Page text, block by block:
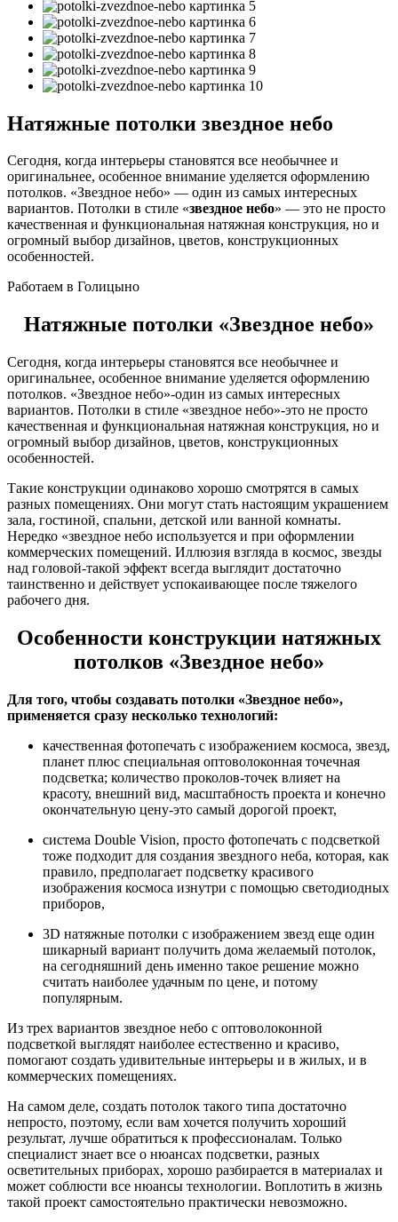
Натяжные потолки звездное небо
Сегодня, когда интерьеры становятся все необычнее и
оригинальнее, особенное внимание уделяется оформлению
потолков. «Звездное небо» — один из самых интересных
вариантов. Потолки в стиле «звездное небо» — это не просто
качественная и функциональная натяжная конструкция, но и
огромный выбор дизайнов, цветов, конструкционных
особенностей.
Работаем в Голицыно
Натяжные потолки «Звездное небо»
Сегодня, когда интерьеры становятся все необычнее и
оригинальнее, особенное внимание уделяется оформлению
потолков. «Звездное небо»-один из самых интересных
вариантов. Потолки в стиле «звездное небо»-это не просто
качественная и функциональная натяжная конструкция, но и
огромный выбор дизайнов, цветов, конструкционных
особенностей.
Такие конструкции одинаково хорошо смотрятся в самых
разных помещениях. Они могут стать настоящим украшением
зала, гостиной, спальни, детской или ванной комнаты.
Нередко «звездное небо используется и при оформлении
коммерческих помещений. Иллюзия взгляда в космос, звезды
над головой-такой эффект всегда выглядит достаточно
таинственно и действует успокаивающее после тяжелого
рабочего дня.
Особенности конструкции натяжных
потолков «Звездное небо»
Для того, чтобы создавать потолки «Звездное небо»,
применяется сразу несколько технологий:
качественная фотопечать с изображением космоса, звезд,
планет плюс специальная оптоволоконная точечная
подсветка; количество проколов-точек влияет на
красоту, внешний вид, масштабность проекта и конечно
окончательную цену-это самый дорогой проект,
система Double Vision, просто фотопечать с подсветкой
тоже подходит для создания звездного неба, которая, как
правило, предполагает подсветку красивого
изображения космоса изнутри с помощью светодиодных
приборов,
3D натяжные потолки с изображением звезд еще один
шикарный вариант получить дома желаемый потолок,
на сегодняшний день именно такое решение можно
считать наиболее удачным по цене, и потому
популярным.
Из трех вариантов звездное небо с оптоволоконной
подсветкой выглядят наиболее естественно и красиво,
помогают создать удивительные интерьеры и в жилых, и в
коммерческих помещениях.
На самом деле, создать потолок такого типа достаточно
непросто, поэтому, если вам хочется получить хороший
результат, лучше обратиться к профессионалам. Только
специалист знает все о нюансах подсветки, разных
осветительных приборах, хорошо разбирается в материалах и
может соблюсти все нюансы технологии. Воплотить в жизнь
такой проект самостоятельно практически невозможно.